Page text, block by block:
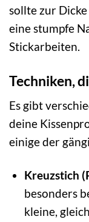
sollte zur Dicke
eine stumpfe
Stickarbeiten.
Techniken,
Es gibt
deine
einige der
Kreuzstich
besonders
kleine,